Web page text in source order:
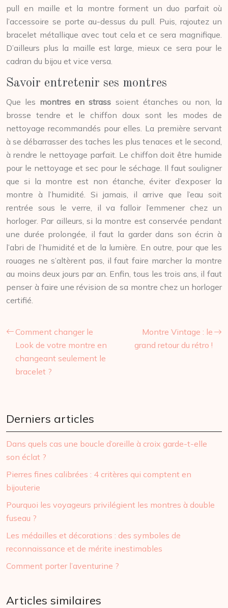
pull en maille et la montre forment un duo parfait où
l’accessoire se porte au-dessus du pull. Puis, rajoutez un
bracelet métallique avec tout cela et ce sera magnifique.
D’ailleurs plus la maille est large, mieux ce sera pour le
cadran du bijou et vice versa.
Savoir entretenir ses montres
Que les montres en strass soient étanches ou non, la
brosse tendre et le chiffon doux sont les modes de
nettoyage recommandés pour elles. La première servant
à se débarrasser des taches les plus tenaces et le second,
à rendre le nettoyage parfait. Le chiffon doit être humide
pour le nettoyage et sec pour le séchage. Il faut souligner
que si la montre est non étanche, éviter d’exposer la
montre à l’humidité. Si jamais, il arrive que l’eau soit
rentrée sous le verre, il va falloir l’emmener chez un
horloger. Par ailleurs, si la montre est conservée pendant
une durée prolongée, il faut la garder dans son écrin à
l’abri de l’humidité et de la lumière. En outre, pour que les
rouages ne s’altèrent pas, il faut faire marcher la montre
au moins deux jours par an. Enfin, tous les trois ans, il faut
penser à faire une révision de sa montre chez un horloger
certifié.
Comment changer le
Look de votre montre en
changeant seulement le
bracelet ?
Montre Vintage : le
grand retour du rétro !
Derniers articles
Dans quels cas une boucle d’oreille à croix garde-t-elle
son éclat ?
Pierres fines calibrées : 4 critères qui comptent en
bijouterie
Pourquoi les voyageurs privilégient les montres à double
fuseau ?
Les médailles et décorations : des symboles de
reconnaissance et de mérite inestimables
Comment porter l’aventurine ?
Articles similaires